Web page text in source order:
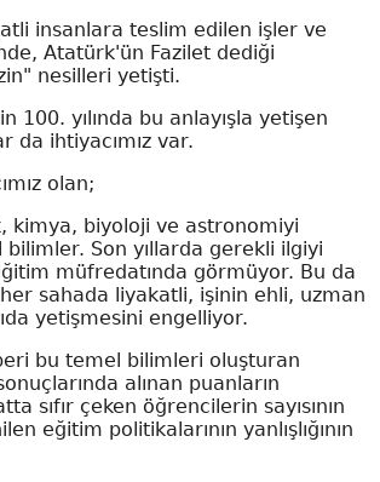
insanlara teslim edilen işler ve
Atatürk'ün Fazilet dediği
nesilleri yetişti.
100. yılında bu anlayışla yetişen
da ihtiyacımız var.
olan;
kimya, biyoloji ve astronomiyi
Son yıllarda gerekli ilgiyi
müfredatında görmüyor. Bu da
sahada liyakatli, işinin ehli, uzman
yetişmesini engelliyor.
bu temel bilimleri oluşturan
alınan puanların
sıfır çeken öğrencilerin sayısının
eğitim politikalarının yanlışlığının